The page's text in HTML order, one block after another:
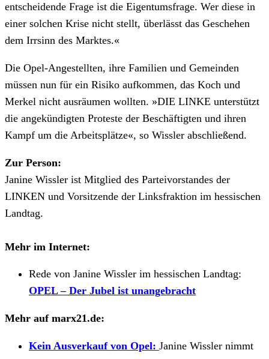
entscheidende Frage ist die Eigentumsfrage. Wer diese in
einer solchen Krise nicht stellt, überlässt das Geschehen
dem Irrsinn des Marktes.«
Die Opel-Angestellten, ihre Familien und Gemeinden
müssen nun für ein Risiko aufkommen, das Koch und
Merkel nicht ausräumen wollten. »DIE LINKE unterstützt
die angekündigten Proteste der Beschäftigten und ihren
Kampf um die Arbeitsplätze«, so Wissler abschließend.
Zur Person:
Janine Wissler ist Mitglied des Parteivorstandes der
LINKEN und Vorsitzende der Linksfraktion im hessischen
Landtag.
Mehr im Internet:
Rede von Janine Wissler im hessischen Landtag:
OPEL – Der Jubel ist unangebracht
Mehr auf marx21.de:
Kein Ausverkauf von Opel: Janine Wissler nimmt